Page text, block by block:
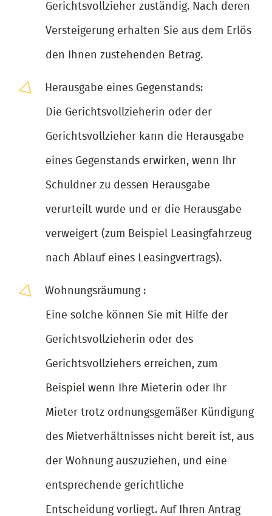
Gerichtsvollzieher zuständig. Nach deren
Versteigerung erhalten Sie aus dem Erlös
den Ihnen zustehenden Betrag.
Herausgabe eines Gegenstands:
Die Gerichtsvollzieherin oder der
Gerichtsvollzieher kann die Herausgabe
eines Gegenstands erwirken, wenn Ihr
Schuldner zu dessen Herausgabe
verurteilt wurde und er die Herausgabe
verweigert (zum Beispiel Leasingfahrzeug
nach Ablauf eines Leasingvertrags).
Wohnungsräumung :
Eine solche können Sie mit Hilfe der
Gerichtsvollzieherin oder des
Gerichtsvollziehers erreichen, zum
Beispiel wenn Ihre Mieterin oder Ihr
Mieter trotz ordnungsgemäßer Kündigung
des Mietverhältnisses nicht bereit ist, aus
der Wohnung auszuziehen, und eine
entsprechende gerichtliche
Entscheidung vorliegt. Auf Ihren Antrag